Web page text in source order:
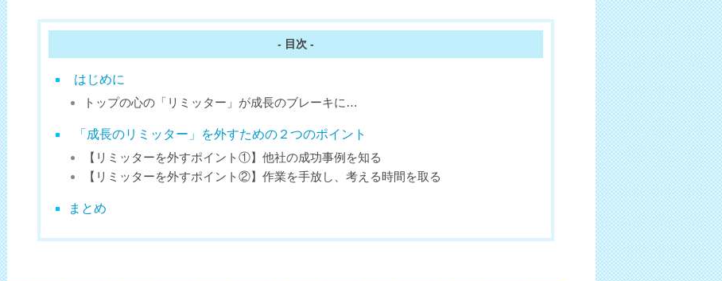
- 目次 -
はじめに
トップの心の「リミッター」が成長のブレーキに…
「成長のリミッター」を外すための２つのポイント
【リミッターを外すポイント①】他社の成功事例を知る
【リミッターを外すポイント②】作業を手放し、考える時間を取る
まとめ